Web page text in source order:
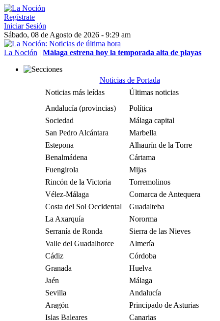
Regístrate
Iniciar Sesión
Sábado, 08 de Agosto de 2026 - 9:29 am
La Noción | Málaga estrena hoy la temporada alta de playas
Noticias de Portada
Noticias más leídas
Últimas noticias
Andalucía (provincias)
Política
Sociedad
Málaga capital
San Pedro Alcántara
Marbella
Estepona
Alhaurín de la Torre
Benalmádena
Cártama
Fuengirola
Mijas
Rincón de la Victoria
Torremolinos
Vélez-Málaga
Comarca de Antequera
Costa del Sol Occidental
Guadalteba
La Axarquía
Nororma
Serranía de Ronda
Sierra de las Nieves
Valle del Guadalhorce
Almería
Cádiz
Córdoba
Granada
Huelva
Jaén
Málaga
Sevilla
Andalucía
Aragón
Principado de Asturias
Islas Baleares
Canarias